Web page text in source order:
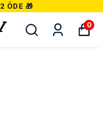
ÖDE 🎁
0